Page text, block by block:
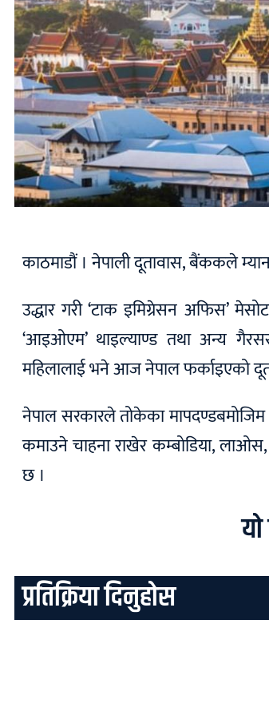
काठमाडौं । नेपाली दूतावास, बैंककले
उद्धार गरी ‘टाक इमिग्रेसन अफिस’
‘आइओएम’ थाइल्याण्ड तथा अन्य
महिलालाई भने आज नेपाल फर्काइएको
नेपाल सरकारले तोकेका मापदण्डबमोजिम
कमाउने चाहना राखेर कम्बोडिया,
छ ।
प्रतिक्रिया दिनुहोस